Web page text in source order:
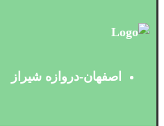
اصفهان-دروازه شیراز